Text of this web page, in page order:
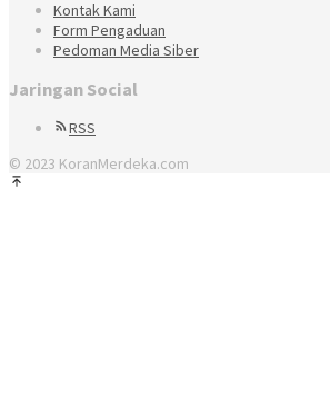
Kontak Kami
Form Pengaduan
Pedoman Media Siber
Jaringan Social
RSS
© 2023 KoranMerdeka.com